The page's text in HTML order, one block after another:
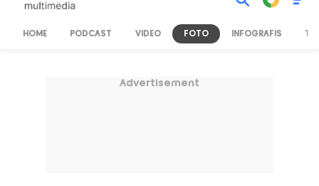
HOME PODCAST VIDEO FOTO INFOGRAFIS TV
Advertisement